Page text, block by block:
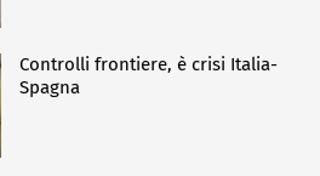
Controlli frontiere, è crisi Italia-
Spagna